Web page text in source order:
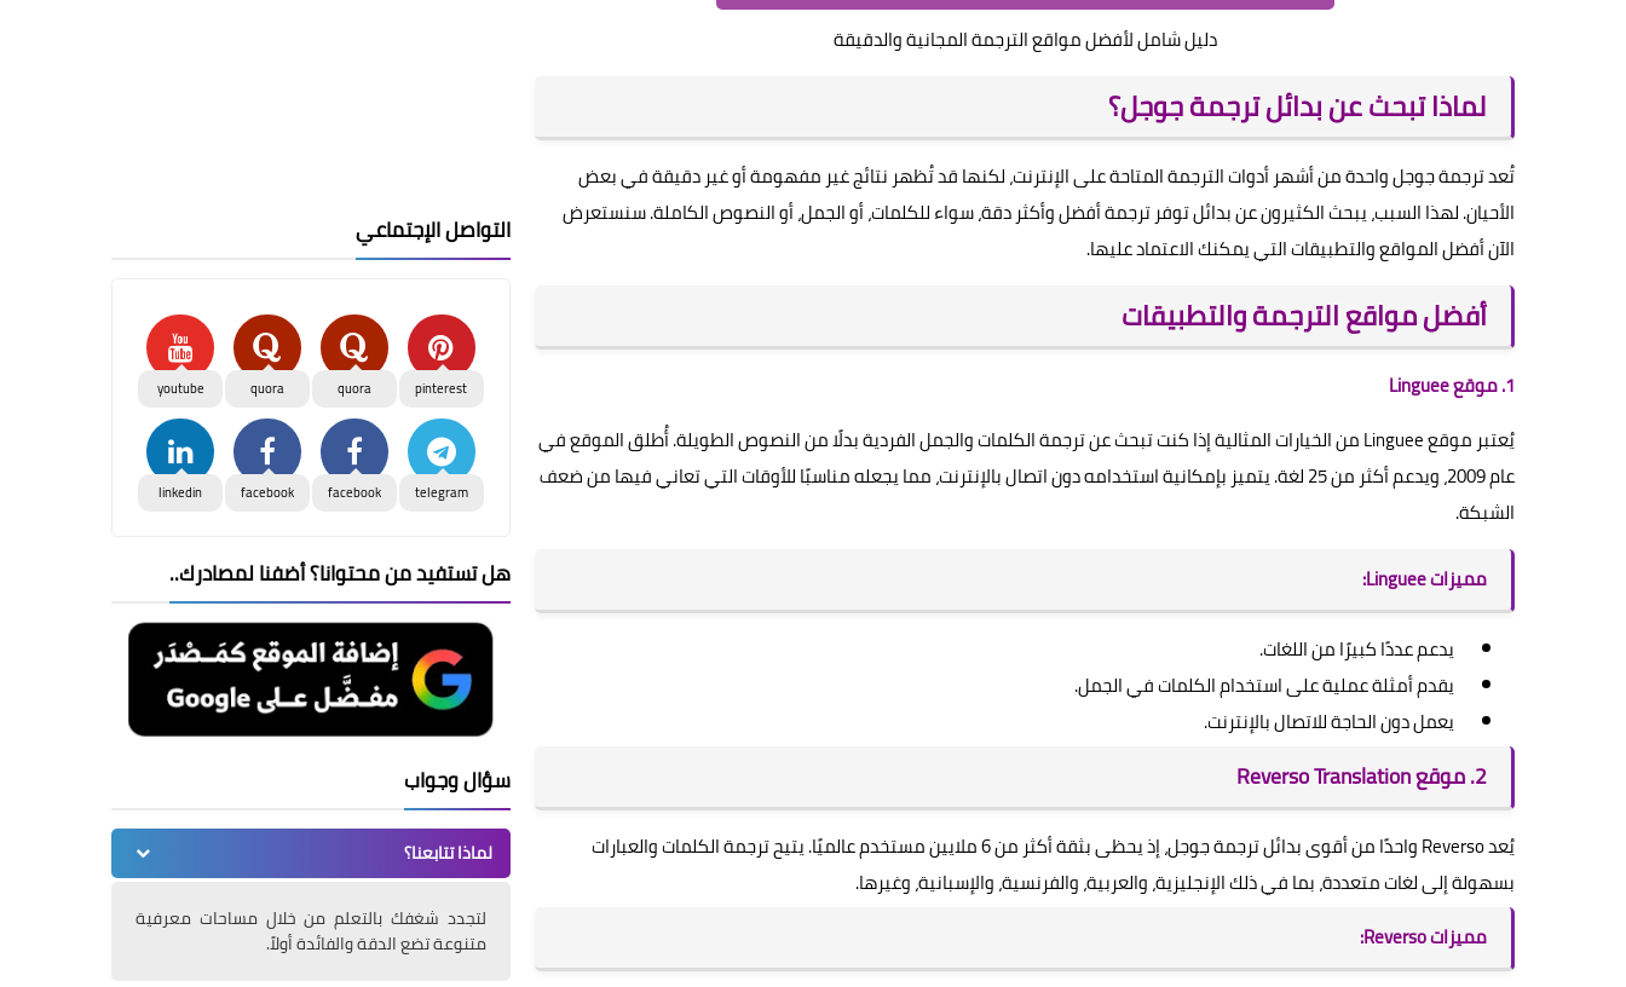
دليل شامل لأفضل مواقع الترجمة المجانية والدقيقة
لماذا تبحث عن بدائل ترجمة جوجل؟
تُعد ترجمة جوجل واحدة من أشهر أدوات الترجمة المتاحة على الإنترنت، لكنها قد تُظهر نتائج غير مفهومة أو غير دقيقة في بعض
الأحيان. لهذا السبب، يبحث الكثيرون عن بدائل توفر ترجمة أفضل وأكثر دقة، سواء للكلمات، أو الجمل، أو النصوص الكاملة. سنستعرض
الآن أفضل المواقع والتطبيقات التي يمكنك الاعتماد عليها.
أفضل مواقع الترجمة والتطبيقات
1. موقع Linguee
يُعتبر موقع Linguee من الخيارات المثالية إذا كنت تبحث عن ترجمة الكلمات والجمل الفردية بدلًا من النصوص الطويلة. أُطلق الموقع في
عام 2009، ويدعم أكثر من 25 لغة. يتميز بإمكانية استخدامه دون اتصال بالإنترنت، مما يجعله مناسبًا للأوقات التي تعاني فيها من ضعف
الشبكة.
مميزات Linguee:
يدعم عددًا كبيرًا من اللغات.
يقدم أمثلة عملية على استخدام الكلمات في الجمل.
يعمل دون الحاجة للاتصال بالإنترنت.
2. موقع Reverso Translation
يُعد Reverso واحدًا من أقوى بدائل ترجمة جوجل، إذ يحظى بثقة أكثر من 6 ملايين مستخدم عالميًا. يتيح ترجمة الكلمات والعبارات
بسهولة إلى لغات متعددة، بما في ذلك الإنجليزية، والعربية، والفرنسية، والإسبانية، وغيرها.
مميزات Reverso:
التواصل الإجتماعي
pinterest
quora
quora
youtube
telegram
facebook
facebook
linkedin
هل تستفيد من محتوانا؟ أضفنا لمصادرك..
سؤال وجواب
لماذا تتابعنا؟
لتجدد شغفك بالتعلم من خلال مساحات معرفية
متنوعة تضع الدقة والفائدة أولاً.